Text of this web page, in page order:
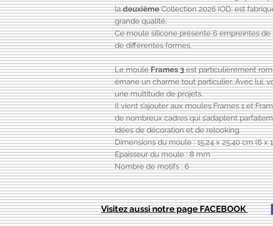
ladeuxièmeCollection 2026 IOD, est
grande qualité.
Ce moule silicone présente 6 empreintes
de différentes formes.
Le mouleFrames 3est particulièrement
émane un charme tout particulier. Avec lui,
une multitude de projets.
Il vient s’ajouter aux moules Frames 1 et
de nombreux cadres qui s’adaptent
idées de décoration et de relooking.
Dimensions du moule : 15,24 x 25,40 cm (6 x
Epaisseur du moule : 8 mm
Nombre de motifs : 6
Visitez aussi notre page FACEBOOK